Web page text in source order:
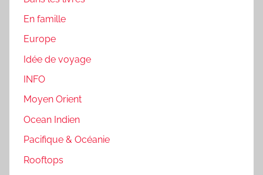
En famille
Europe
Idée de voyage
INFO
Moyen Orient
Ocean Indien
Pacifique & Océanie
Rooftops